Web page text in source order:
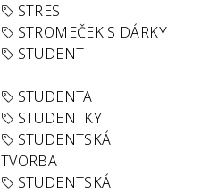
STRES
STROMEČEK S DÁRKY
STUDENT
STUDENTA
STUDENTKY
STUDENTSKÁ
TVORBA
STUDENTSKÁ